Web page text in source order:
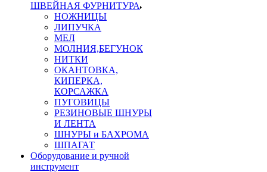
ШВЕЙНАЯ ФУРНИТУРА
НОЖНИЦЫ
ЛИПУЧКА
МЕЛ
МОЛНИЯ,БЕГУНОК
НИТКИ
ОКАНТОВКА,
КИПЕРКА,
КОРСАЖКА
ПУГОВИЦЫ
РЕЗИНОВЫЕ ШНУРЫ
И ЛЕНТА
ШНУРЫ и БАХРОМА
ШПАГАТ
Оборудование и ручной
инструмент